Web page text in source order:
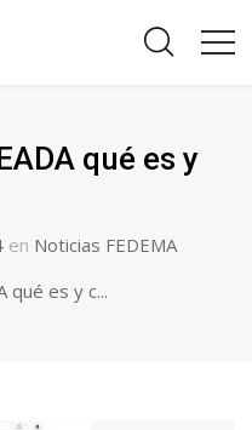
qué es y
en Noticias FEDEMA
qué es y c...